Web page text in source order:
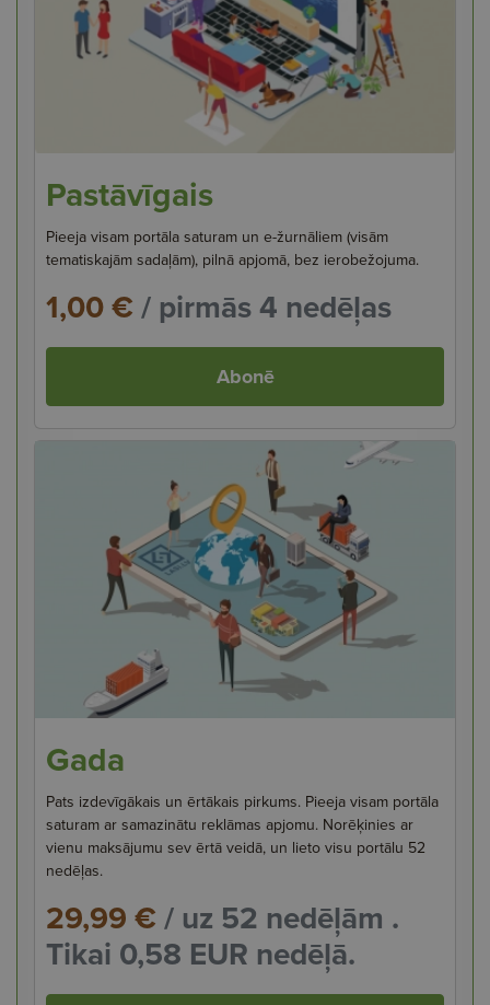
Pastāvīgais
Pieeja visam portāla saturam un e-žurnāliem (visām
tematiskajām sadaļām), pilnā apjomā, bez ierobežojuma.
1,00 €/ pirmās 4 nedēļas
Abonē
Gada
Pats izdevīgākais un ērtākais pirkums. Pieeja visam portāla
saturam ar samazinātu reklāmas apjomu. Norēķinies ar
vienu maksājumu sev ērtā veidā, un lieto visu portālu 52
nedēļas.
29,99 €/ uz 52 nedēļām .
Tikai 0,58 EUR nedēļā.